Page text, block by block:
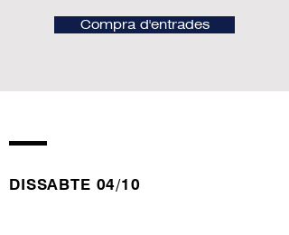
Compra d'entrades
DISSABTE 04/10